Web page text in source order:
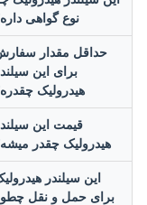
نوع گواهی داره؟
حداقل مقدار سفارش
برای این سیلندر
هیدرولیک چقدره؟
قیمت این سیلندر
هیدرولیک چقدر میشه؟
این سیلندر هیدرولیک
برای حمل و نقل چطور